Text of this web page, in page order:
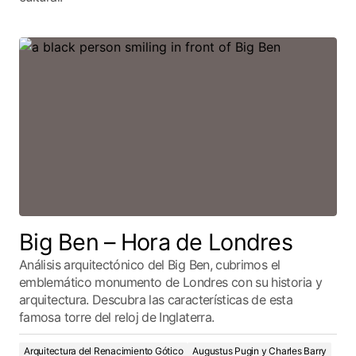
Big Ben – Hora de Londres
Análisis arquitectónico del Big Ben, cubrimos el
emblemático monumento de Londres con su historia y
arquitectura. Descubra las características de esta
famosa torre del reloj de Inglaterra.
Arquitectura del Renacimiento Gótico Augustus Pugin y Charles Barry